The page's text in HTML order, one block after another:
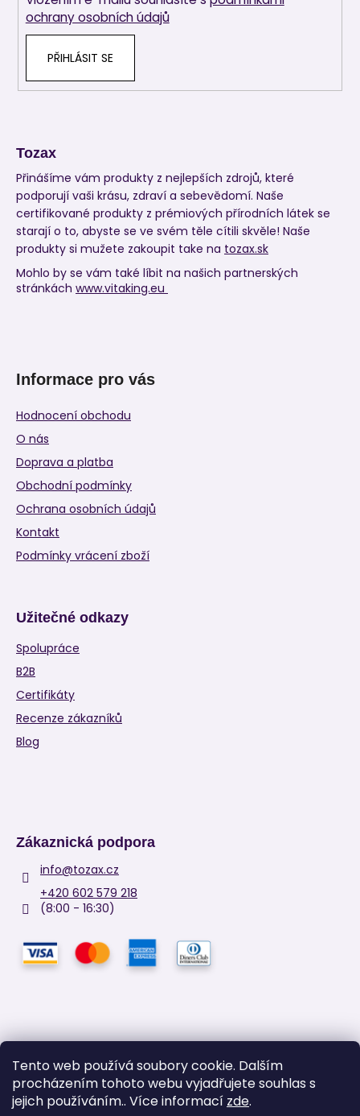
Tento web používá soubory cookie. Dalším
procházením tohoto webu vyjadřujete souhlas s
jejich používáním.. Více informací zde.
ochrany osobních údajů
PŘIHLÁSIT SE
Tozax
Přinášíme vám produkty z nejlepších zdrojů, které
podporují vaši krásu, zdraví a sebevědomí. Naše
certifikované produkty z prémiových přírodních látek se
starají o to, abyste se ve svém těle cítili skvěle! Naše
produkty si mužete zakoupit take na tozax.sk
Mohlo by se vám také líbit na našich partnerských
stránkách www.vitaking.eu
Informace pro vás
Hodnocení obchodu
O nás
Doprava a platba
Obchodní podmínky
Ochrana osobních údajů
Kontakt
Podmínky vrácení zboží
Užitečné odkazy
Spolupráce
B2B
Certifikáty
Recenze zákazníků
Blog
Zákaznická podpora
info@tozax.cz
+420 602 579 218
(8:00 - 16:30)
Facebook